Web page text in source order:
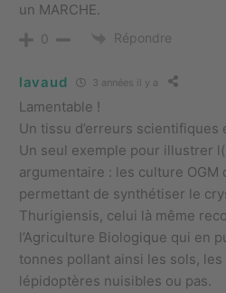
un MARCHE.
0 Répondre
lavaud 3 années il y a
Lamentable !
Un tissu d’erreurs
Un seul exemple pour illustrer
argumentaire : les culture
permettant de synthétiser le
Thurigiensis, celui là même
l’Agriculture Biologique qui en
tonnes pollant ainsi les sols,
lépidoptères nuisibles ou pas.